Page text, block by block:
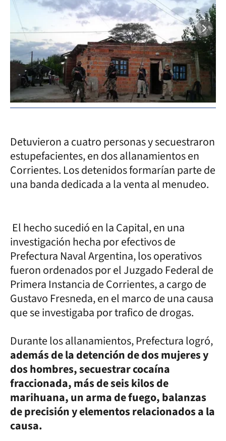
Detuvieron a cuatro personas y secuestraron
estupefacientes, en dos allanamientos en
Corrientes. Los detenidos formarían parte de
una banda dedicada a la venta al menudeo.
El hecho sucedió en la Capital, en una
investigación hecha por efectivos de
Prefectura Naval Argentina, los operativos
fueron ordenados por el Juzgado Federal de
Primera Instancia de Corrientes, a cargo de
Gustavo Fresneda, en el marco de una causa
que se investigaba por trafico de drogas.
Durante los allanamientos, Prefectura logró,
además de la detención de dos mujeres y
dos hombres, secuestrar cocaína
fraccionada, más de seis kilos de
marihuana, un arma de fuego, balanzas
de precisión y elementos relacionados a la
causa.